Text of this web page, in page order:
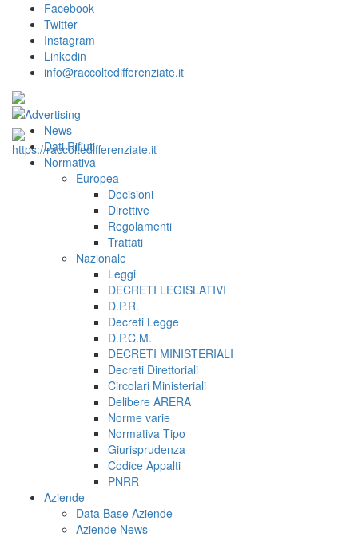
Facebook
Twitter
Instagram
Linkedin
info@raccoltedifferenziate.it
News
Dati Rifiuti
Normativa
Europea
Decisioni
Direttive
Regolamenti
Trattati
Nazionale
Leggi
DECRETI LEGISLATIVI
D.P.R.
Decreti Legge
D.P.C.M.
DECRETI MINISTERIALI
Decreti Direttoriali
Circolari Ministeriali
Delibere ARERA
Norme varie
Normativa Tipo
Giurisprudenza
Codice Appalti
PNRR
Aziende
Data Base Aziende
Aziende News